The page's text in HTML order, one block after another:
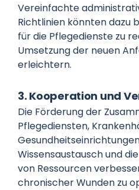
Vereinfachte
Richtlinien könnten dazu
für die Pflegedienste zu
Umsetzung der neuen
erleichtern.
3. Kooperation und
Die Förderung der
Pflegediensten,
Wissensaustausch und
von Ressourcen
chronischer Wunden zu